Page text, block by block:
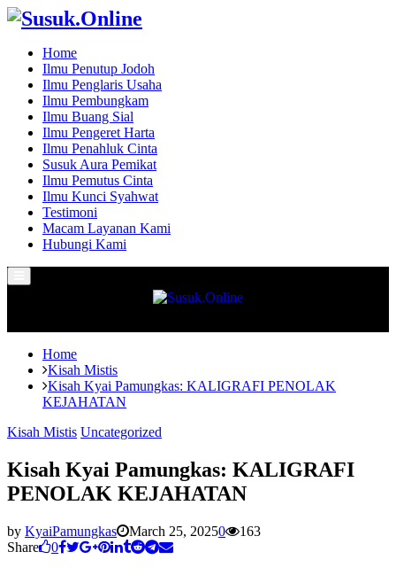
Home
Ilmu Penutup Jodoh
Ilmu Penglaris Usaha
Ilmu Pembungkam
Ilmu Buang Sial
Ilmu Pengeret Harta
Ilmu Penahluk Cinta
Susuk Aura Pemikat
Ilmu Pemutus Cinta
Ilmu Kunci Syahwat
Testimoni
Macam Layanan Kami
Hubungi Kami
Menu
Home
Kisah Mistis
Kisah Kyai Pamungkas: KALIGRAFI PENOLAK
KEJAHATAN
Kisah Mistis Uncategorized
Kisah Kyai Pamungkas: KALIGRAFI
PENOLAK KEJAHATAN
by KyaiPamungkas March 25, 20250
163
Share
0